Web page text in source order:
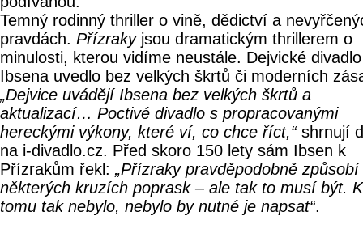
Temný rodinný thriller o vině, dědictví a
pravdách. Přízrakyjsou dramatickým thrillerem o
minulosti, kterou vidíme neustále. Dejvické divadlo
Ibsena uvedlo bez velkých škrtů či moderních
„Dejvice uvádějí Ibsena bez velkých škrtů a
aktualizací… Poctivé divadlo s propracovanými
hereckými výkony, které ví, co chce říct,“shrnují
na i-divadlo.cz. Před skoro 150 lety sám Ibsen k
Přízrakům řekl: „Přízraky pravděpodobně způsobí
některých kruzích poprask – ale tak to musí být.
tomu tak nebylo, nebylo by nutné je napsat“.